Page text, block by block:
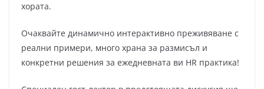
хората.
Очаквайте динамично интерактивно преживяване с
реални примери, много храна за размисъл и
конкретни решения за ежедневната ви HR практика!